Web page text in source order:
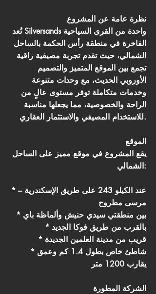
نظرة عامة عن المشروع
تُعد Silversands واحدة من القرى السياحية
الفاخرة في منطقة رأس الحكمة بالساحل
الشمالي، حيث تقدم تجربة مصيفية راقية
تجمع بين الموقع المتميز والتصميم
الأوروبي الحديث، مع وحدات متنوعة
وخدمات متكاملة توفر مستوى عالٍ من
الراحة والخصوصية، مما يجعلها مناسبة
للاستخدام المصيفي والاستثمار العقاري.
الموقع
يقع المشروع في موقع مميز على الساحل
الشمالي:
* عند الكيلو 243 على طريق الإسكندرية –
مرسى مطروح
* بين منطقتي سيدي حنيش وألماظة باي
* بالقرب من طريق فوكا الجديد
* قريب من مدينة العلمين الجديدة
* شاطئ خاص بطول 1.4 كم وعمق
يقارب 1200 متر
الشركة المطورة